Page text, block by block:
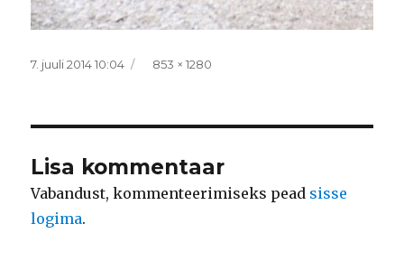
Postitatud
7. juuli 2014 10:04 Täissuurus
853 × 1280
Lisa kommentaar
Vabandust, kommenteerimiseks pead sisse
logima.